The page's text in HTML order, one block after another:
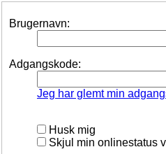
Brugernavn:
Adgangskode:
Jeg har glemt min
Husk mig
Skjul min onlinestatus